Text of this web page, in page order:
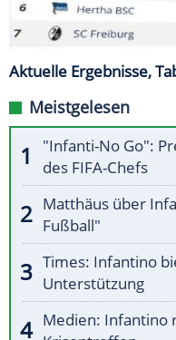
Aktuelle Ergebnisse,
Meistgelesen
"Infanti-No Go":
des FIFA-Chefs
Matthäus über
Fußball"
Times: Infantino
Unterstützung
Medien: Infantino